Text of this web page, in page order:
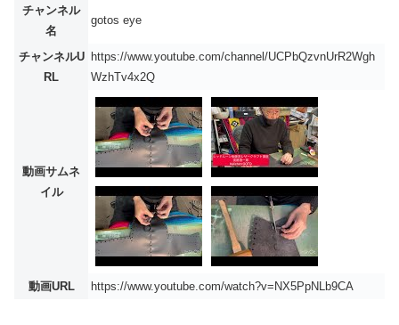
チャンネル
名
gotos eye
チャンネルU
RL
https://www.youtube.com/channel/UCPbQzvnUrR2Wgh
WzhTv4x2Q
動画サムネ
イル
動画URL https://www.youtube.com/watch?v=NX5PpNLb9CA